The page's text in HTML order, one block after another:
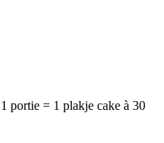
= 1 plakje cake à 30